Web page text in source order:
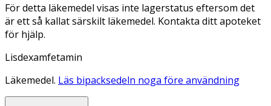
För detta läkemedel visas inte lagerstatus eftersom det
är ett så kallat särskilt läkemedel. Kontakta ditt apoteket
för hjälp.
Lisdexamfetamin
Läkemedel. Läs bipacksedeln noga före användning